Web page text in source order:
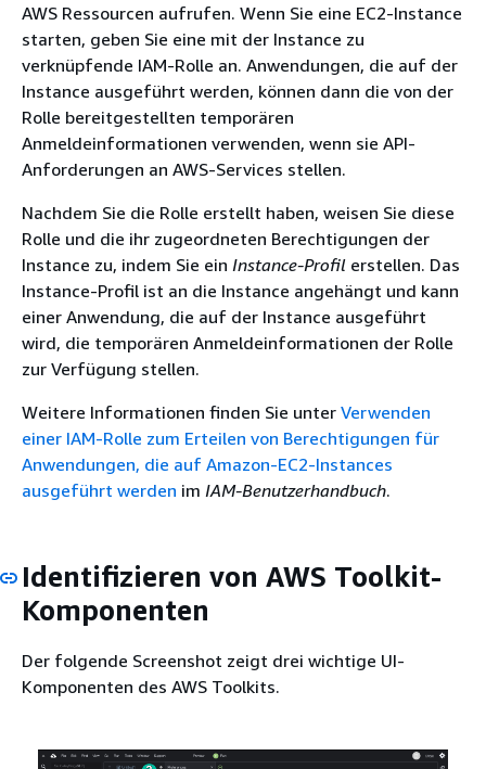
AWS Ressourcen aufrufen. Wenn Sie eine EC2-Instance
starten, geben Sie eine mit der Instance zu
verknüpfende IAM-Rolle an. Anwendungen, die auf der
Instance ausgeführt werden, können dann die von der
Rolle bereitgestellten temporären
Anmeldeinformationen verwenden, wenn sie API-
Anforderungen an AWS-Services stellen.
Nachdem Sie die Rolle erstellt haben, weisen Sie diese
Rolle und die ihr zugeordneten Berechtigungen der
Instance zu, indem Sie ein Instance-Profil erstellen. Das
Instance-Profil ist an die Instance angehängt und kann
einer Anwendung, die auf der Instance ausgeführt
wird, die temporären Anmeldeinformationen der Rolle
zur Verfügung stellen.
Weitere Informationen finden Sie unter Verwenden
einer IAM-Rolle zum Erteilen von Berechtigungen für
Anwendungen, die auf Amazon-EC2-Instances
ausgeführt werden im IAM-Benutzerhandbuch.
Identifizieren von AWS Toolkit-
Komponenten
Der folgende Screenshot zeigt drei wichtige UI-
Komponenten des AWS Toolkits.